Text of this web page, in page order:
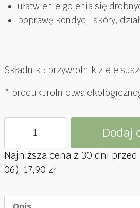
ułatwienie gojenia się
poprawę kondycji skóry,
Składniki: przywrotnik ziele
* produkt rolnictwa
Przywrotnik
ekologiczny
35g
Dodaj
Najniższa cena z 30 dni przed
06): 17,90 zł